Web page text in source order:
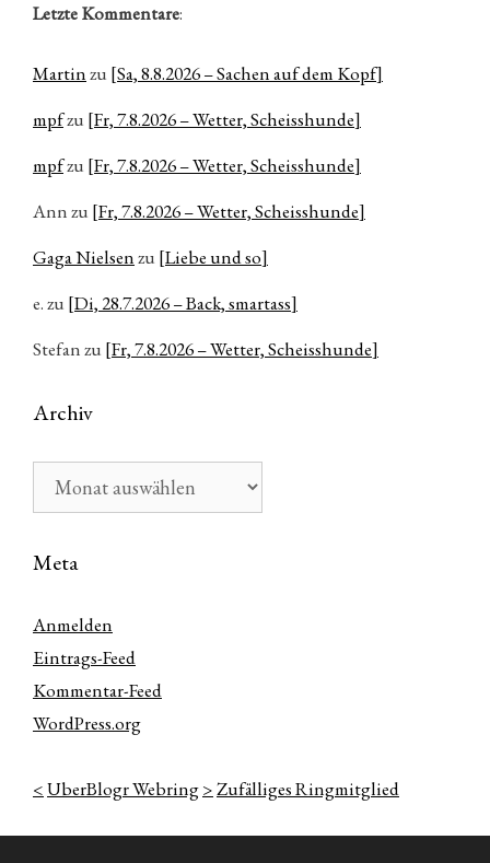
Letzte Kommentare:
Martinzu [Sa, 8.8.2026 – Sachen auf dem Kopf]
mpfzu [Fr, 7.8.2026 – Wetter, Scheisshunde]
mpfzu [Fr, 7.8.2026 – Wetter, Scheisshunde]
Annzu [Fr, 7.8.2026 – Wetter, Scheisshunde]
Gaga Nielsenzu [Liebe und so]
e.zu [Di, 28.7.2026 – Back, smartass]
Stefanzu [Fr, 7.8.2026 – Wetter, Scheisshunde]
Archiv
Meta
Anmelden
Eintrags-Feed
Kommentar-Feed
WordPress.org
<UberBlogr Webring>Zufälliges Ringmitglied